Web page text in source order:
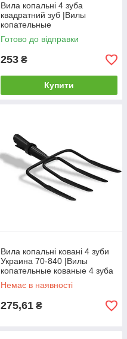
Вила копальні 4 зуба
квадратний зуб |Вилы
копательные
Готово до відправки
253 ₴
Купити
Вила копальні ковані 4 зуби
Украина 70-840 |Вилы
копательные кованые 4 зуба
Украина
Немає в наявності
275,61 ₴